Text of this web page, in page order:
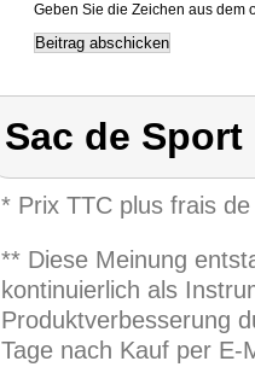
Geben Sie die Zeichen aus dem
Sac de Sport
* Prix TTC plus frais
** Diese Meinung
kontinuierlich als
Produktverbesserung
Tage nach Kauf per E-